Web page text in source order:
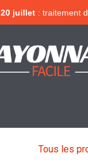
20 juillet: traitement
Tous les